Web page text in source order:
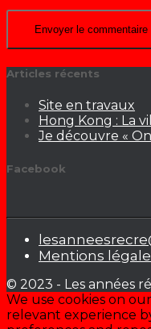
Articles récents
Site en travaux
Hong Kong : La
Je découvre «
Facebook
Mentions
© 2023 - Les années
We use cookies on
relevant experience